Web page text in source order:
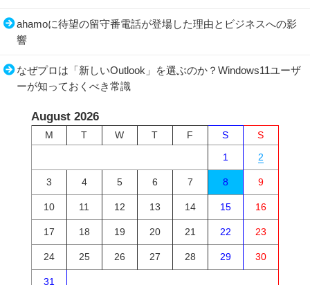
ahamoに待望の留守番電話が登場した理由とビジネスへの影
響
なぜプロは「新しいOutlook」を選ぶのか？Windows11ユーザ
ーが知っておくべき常識
August 2026
M T W T F S
S
1
2
3 4 5 6 7 8 9
10 11 12 13 14 15 16
17 18 19 20 21 22 23
24 25 26 27 28 29 30
31